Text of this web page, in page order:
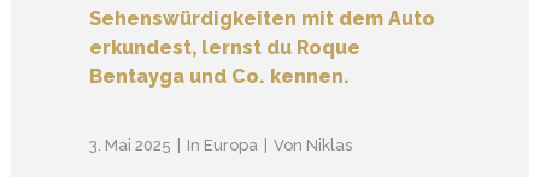
3. Mai 2025 In Europa Von Niklas